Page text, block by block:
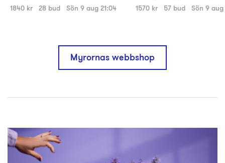
1840 kr 28 bud sön 9 aug 21:04 1570 kr 57 bud sön 9 aug
Myrornas webbshop